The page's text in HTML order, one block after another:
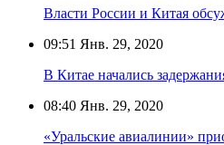
Власти России и Китая
09:51 Янв. 29, 2020
В Китае начались
08:40 Янв. 29, 2020
«Уральские авиалинии»